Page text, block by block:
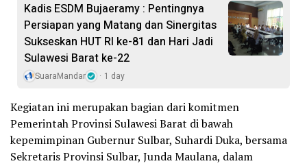
Kadis ESDM Bujaeramy : Pentingnya
Persiapan yang Matang dan Sinergitas
Sukseskan HUT RI ke-81 dan Hari Jadi
Sulawesi Barat ke-22
SuaraMandar 1 day
Kegiatan ini merupakan bagian dari komitmen
Pemerintah Provinsi Sulawesi Barat di bawah
kepemimpinan Gubernur Sulbar, Suhardi Duka, bersama
Sekretaris Provinsi Sulbar, Junda Maulana, dalam